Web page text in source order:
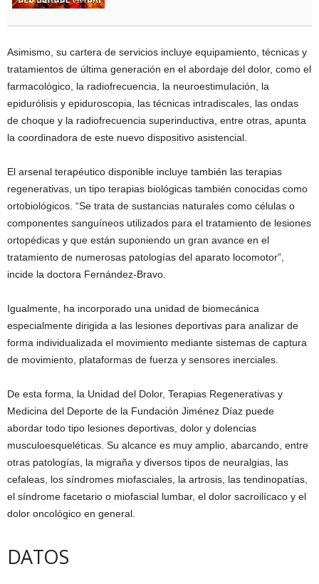
Asimismo, su cartera de servicios incluye equipamiento, técnicas y
tratamientos de última generación en el abordaje del dolor, como el
farmacológico, la radiofrecuencia, la neuroestimulación, la
epidurólisis y epiduroscopia, las técnicas intradiscales, las ondas
de choque y la radiofrecuencia superinductiva, entre otras, apunta
la coordinadora de este nuevo dispositivo asistencial.
El arsenal terapéutico disponible incluye también las terapias
regenerativas, un tipo terapias biológicas también conocidas como
ortobiológicos. “Se trata de sustancias naturales como células o
componentes sanguíneos utilizados para el tratamiento de lesiones
ortopédicas y que están suponiendo un gran avance en el
tratamiento de numerosas patologías del aparato locomotor”,
incide la doctora Fernández-Bravo.
Igualmente, ha incorporado una unidad de biomecánica
especialmente dirigida a las lesiones deportivas para analizar de
forma individualizada el movimiento mediante sistemas de captura
de movimiento, plataformas de fuerza y sensores inerciales.
De esta forma, la Unidad del Dolor, Terapias Regenerativas y
Medicina del Deporte de la Fundación Jiménez Díaz puede
abordar todo tipo lesiones deportivas, dolor y dolencias
musculoesqueléticas. Su alcance es muy amplio, abarcando, entre
otras patologías, la migraña y diversos tipos de neuralgias, las
cefaleas, los síndromes miofasciales, la artrosis, las tendinopatías,
el síndrome facetario o miofascial lumbar, el dolor sacroilícaco y el
dolor oncológico en general.
DATOS